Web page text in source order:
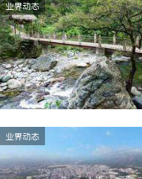
业界动态
业界动态